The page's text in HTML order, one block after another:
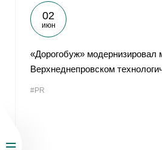
02
июн
«Дорогобуж» модернизировал
Верхнеднепровском
#PR